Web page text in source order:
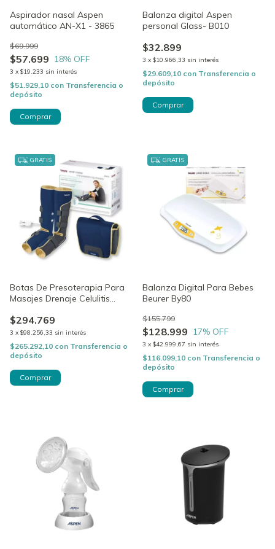
Aspirador nasal Aspen
automático AN-X1 - 3865
$57.699
$69.999
18% OFF
3 x $19.233 sin interés
$51.929,10 con Transferencia o
depósito
Balanza digital Aspen
personal Glass- B010
$32.899
3 x $10.966,33 sin interés
$29.609,10 con Transferencia o
depósito
GRATIS
Botas De Presoterapia Para
Masajes Drenaje Celulitis
$294.769
3 x $98.256,33 sin interés
$265.292,10 con Transferencia o
depósito
GRATIS
Balanza Digital Para Bebes
Beurer By80
$128.999
$155.799
17% OFF
3 x $42.999,67 sin interés
$116.099,10 con Transferencia o
depósito